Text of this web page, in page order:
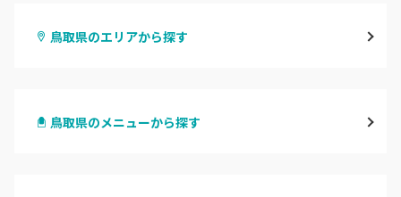
鳥取県のエリアから探す
倉吉・三朝
鳥取県のメニューから探す